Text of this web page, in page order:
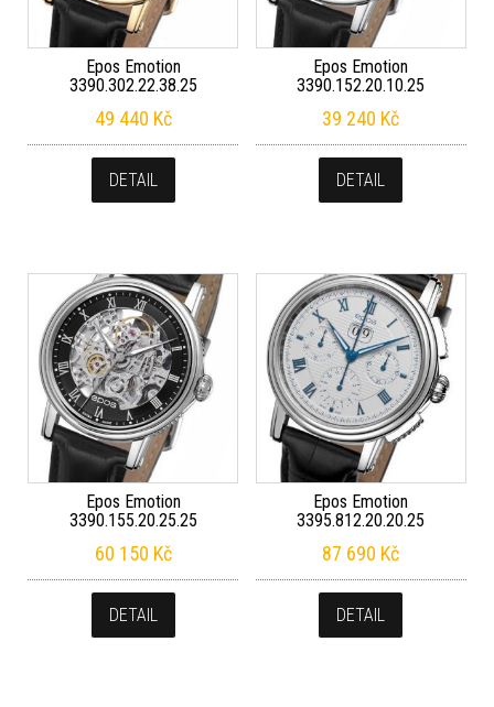
Epos Emotion
3390.302.22.38.25
49 440 Kč
DETAIL
Epos Emotion
3390.152.20.10.25
39 240 Kč
DETAIL
Epos Emotion
3390.155.20.25.25
60 150 Kč
DETAIL
Epos Emotion
3395.812.20.20.25
87 690 Kč
DETAIL